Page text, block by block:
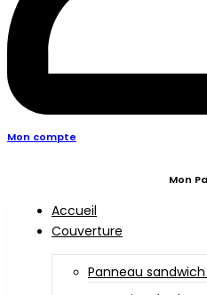
Mon compte
Mon
Accueil
Couverture
Panneau sandwich